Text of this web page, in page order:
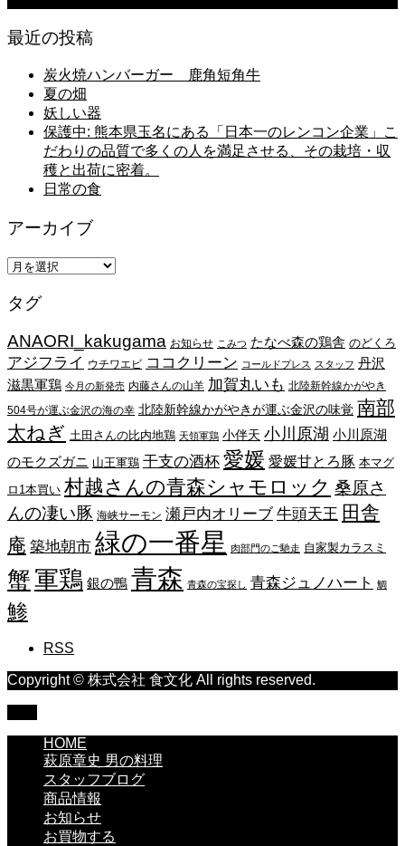
最近の投稿
炭火焼ハンバーガー 鹿角短角牛
夏の畑
妖しい器
保護中: 熊本県玉名にある「日本一のレンコン企業」こ
だわりの品質で多くの人を満足させる、その栽培・収
穫と出荷に密着。
日常の食
アーカイブ
ア
カ
ブ
タグ
ANAORI_kakugama お知らせ こみつ たなべ森の鶏舎 のどくろ
アジフライ ウチワエビ ココクリーン コールドプレス スタッフ 丹沢
滋黒軍鶏 今月の新発売 内藤さんの山羊 加賀丸いも 北陸新幹線かがやき
504号が運ぶ金沢の海の幸 北陸新幹線かがやきが運ぶ金沢の味覚 南部
太ねぎ 土田さんの比内地鶏 天領軍鶏 小伴天 小川原湖 小川原湖
のモクズガニ 山王軍鶏 干支の酒杯 愛媛 愛媛甘とろ豚 本マグ
ロ1本買い 村越さんの青森シャモロック 桑原さ
んの凄い豚 海峡サーモン 瀬戸内オリーブ 牛頭天王 田舎
庵 築地朝市 緑の一番星 肉部門のご馳走 自家製カラスミ
蟹軍鶏 銀の鴨 青森 青森の宝探し 青森ジュノハート 鯛
鯵
RSS
Copyright © 株式会社 食文化 All rights reserved.
HOME
萩原章史 男の料理
スタッフブログ
商品情報
お知らせ
お買物する